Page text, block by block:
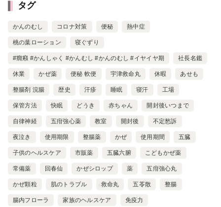
タグ
かんのむし コロナ対策 便秘 熱中症
桃の葉ローション 寝ぐずり
#癇癪 #かんしゃく #かんむし #かんのむし #イヤイヤ期 社長名鑑
休業 かぜ薬 便秘 軟便 宇津救命丸 休暇 あせも
整腸剤 浣腸 歴史 汗疹 睡眠 寝汗 工場
保管方法 快眠 どうき 赤ちゃん 開封後いつまで
自律神経 五疳強心薬 教室 開封後 不定愁訴
夜泣き 使用期限 整腸薬 かぜ 使用期間 五臓
子供のヘルスケア 市販薬 五臓六腑 こどもかぜ薬
常備薬 回春仙 かぜシロップ 薬 五疳強心丸
かぜ顆粒 肌のトラブル 救命丸 五苓散 整腸
腸内フローラ 家族のヘルスケア 免疫力